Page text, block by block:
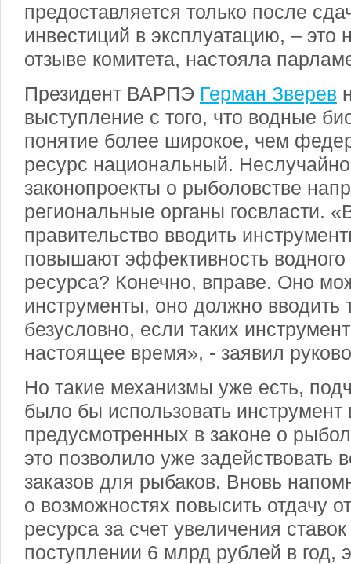
предоставляется только после
инвестиций в эксплуатацию, – это
отзыве комитета, настояла
Президент ВАРПЭ Герман Зверев
выступление с того, что водные
понятие более широкое, чем
ресурс национальный.
законопроекты о рыболовстве
региональные органы госвласти.
правительство вводить
повышают эффективность водного
ресурса? Конечно, вправе. Оно
инструменты, оно должно вводить
безусловно, если таких
настоящее время», - заявил
Но такие механизмы уже есть,
было бы использовать инструмент
предусмотренных в законе о
это позволило уже задействовать
заказов для рыбаков. Вновь
о возможностях повысить отдачу
ресурса за счет увеличения
поступлении 6 млрд рублей в год,